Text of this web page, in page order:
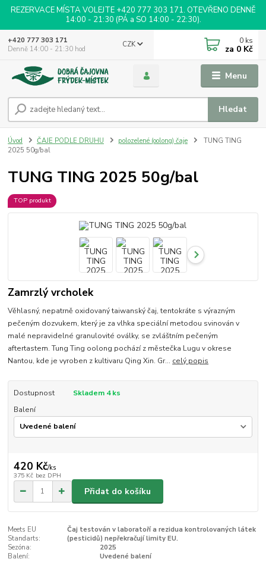
REZERVACE MÍSTA VOLEJTE +420 777 303 171. OTEVŘENO DENNĚ
14:00 - 21:30 (PÁ a SO 14:00 - 22:30).
Menu
CZK
Hledat
+420 777 303 171
Denně 14:00 - 21:30 hod
0 ks
za 0 Kč
Úvod ČAJE PODLE DRUHU polozelené (oolong) čaje
TUNG TING
2025 50g/bal
TUNG TING 2025 50g/bal
TOP produkt
Zamrzlý vrcholek
Věhlasný, nepatrně oxidovaný taiwanský čaj, tentokráte s výrazným
pečeným dozvukem, který je za vlhka speciální metodou svinován v
malé nepravidelné granulovité oválky, se zvláštním pečeným
aftertastem. Tung Ting oolong pochází z městečka Lugu v okrese
Nantou, kde je vyroben z kultivaru Qing Xin. Gr... celý popis
Dostupnost
Skladem 4 ks
Balení
420 Kč/ks
375 Kč bez DPH
Přidat do košíku
Meets EU
Standarts:
Čaj testován v laboratoří a rezidua kontrolovaných látek
(pesticidů) nepřekračují limity EU.
Sezóna:
2025
Balení:
Uvedené balení